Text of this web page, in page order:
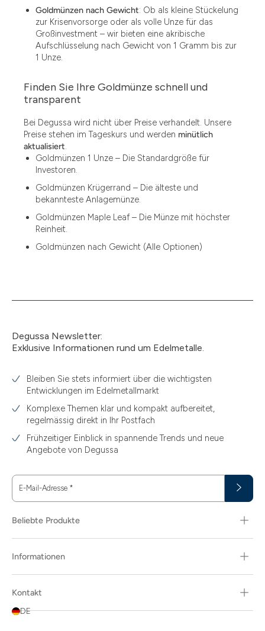
1.49
1.87
12.15
13.77
15.55
15.60
3.05
3.11
3.12
3.44
3.58
3.66
30
Goldmünzen nach Gewicht: Ob als kleine Stückelung
zur Krisenvorsorge oder als volle Unze für das
Großinvestment – wir bieten eine akribische
Aufschlüsselung nach Gewicht von 1 Gramm bis zur
1 Unze.
Finden Sie Ihre Goldmünze schnell und
transparent
Bei Degussa wird nicht über Preise verhandelt. Unsere
Preise stehen im Tageskurs und werden minütlich
aktualisiert.
Goldmünzen 1 Unze – Die Standardgröße für
Investoren.
Goldmünzen Krügerrand – Die älteste und
bekannteste Anlagemünze.
Goldmünzen Maple Leaf – Die Münze mit höchster
Reinheit.
Goldmünzen nach Gewicht (Alle Optionen)
Degussa Newsletter:
Exklusive Informationen rund um Edelmetalle.
Bleiben Sie stets informiert über die wichtigsten
Entwicklungen im Edelmetallmarkt
Komplexe Themen klar und kompakt aufbereitet,
regelmässig direkt in Ihr Postfach
Frühzeitiger Einblick in spannende Trends und neue
Angebote von Degussa
E-Mail-Adresse *
Beliebte Produkte
Informationen
Kontakt
DE